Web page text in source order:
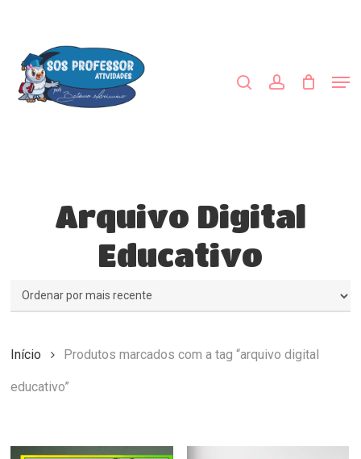
content
Arquivo Digital
Educativo
Início Produtos marcados com a tag “arquivo digital
educativo”